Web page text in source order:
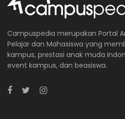
Campuspedia merupakan Portal
Pelajar dan Mahasiswa yang
kampus, prestasi anak muda
event kampus, dan beasiswa.